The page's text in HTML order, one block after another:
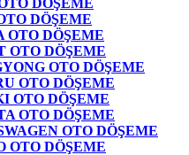
DÖŞEME
DÖŞEME
OTO DÖŞEME
OTO DÖŞEME
OTO DÖŞEME
OTO DÖŞEME
OTO DÖŞEME
OTO DÖŞEME
OTO DÖŞEME
OTO DÖŞEME